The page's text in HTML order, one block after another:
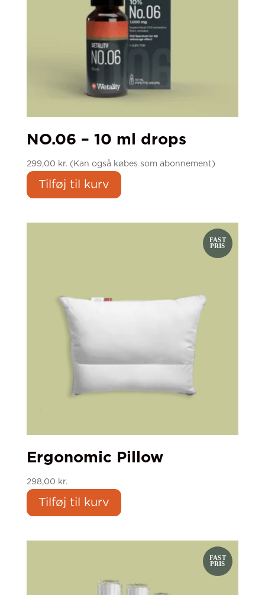
NO.06 – 10 ml drops
299,00 kr.(Kan også købes som abonnement)
Tilføj til kurv
Ergonomic Pillow
298,00 kr.
Tilføj til kurv